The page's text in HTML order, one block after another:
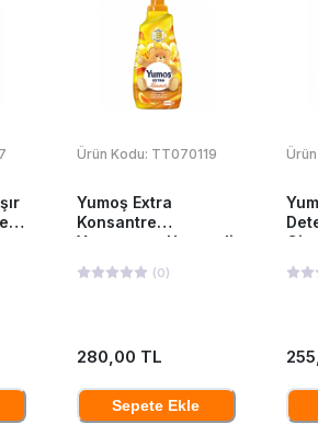
Ürün Kodu: TT070119
Yumoş Extra
Konsantre
Yumuşatıcı Hanımeli
(0)
280,00 TL
Sepete Ekle